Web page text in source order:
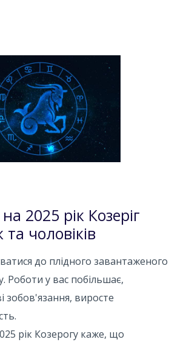
2025 рік Козеріг
чоловіків
до плідного завантаженого
Роботи у вас побільшає,
зобов'язання, виросте
рік Козерогу каже, що